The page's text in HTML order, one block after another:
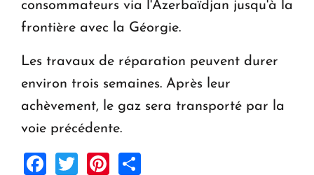
consommateurs via l'Azerbaïdjan jusqu'à la
frontière avec la Géorgie.
Les travaux de réparation peuvent durer
environ trois semaines. Après leur
achèvement, le gaz sera transporté par la
voie précédente.
Facebook
TwitterPinterest